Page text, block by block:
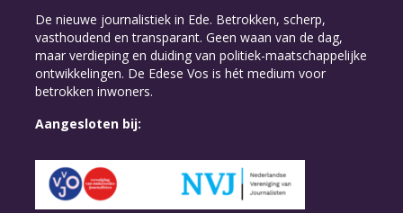
De nieuwe journalistiek in Ede. Betrokken, scherp,
vasthoudend en transparant. Geen waan van de dag,
maar verdieping en duiding van politiek-maatschappelijke
ontwikkelingen. De Edese Vos is hét medium voor
betrokken inwoners.
Aangesloten bij: